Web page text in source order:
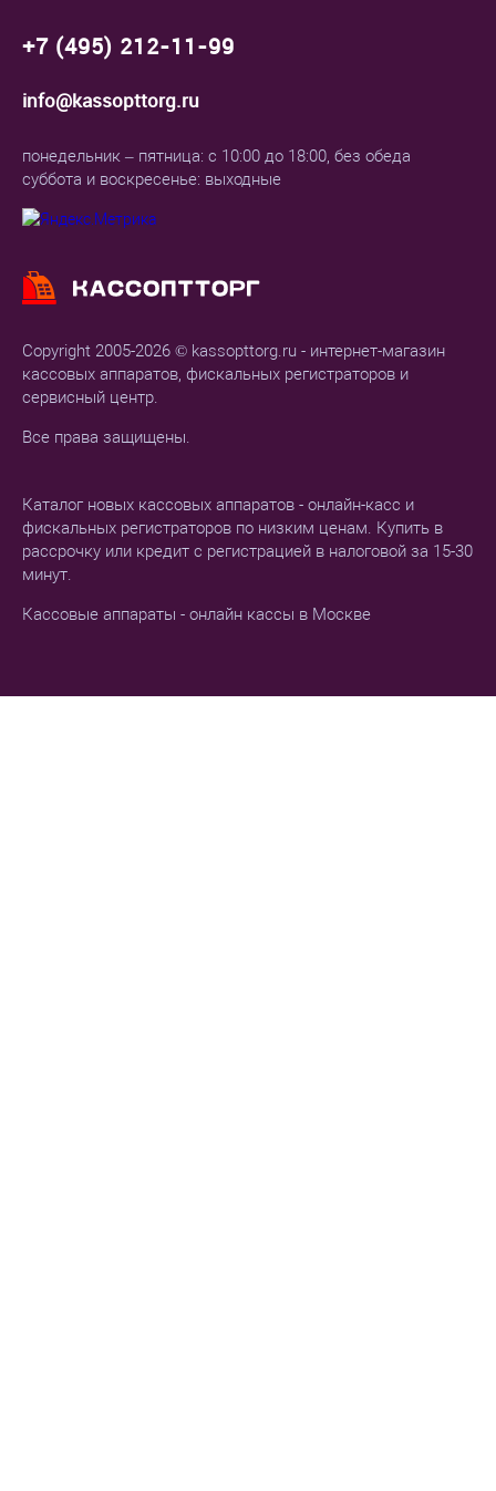
Copyright 2005-2026 © kassopttorg.ru - интернет-магазин
кассовых аппаратов, фискальных регистраторов и
сервисный центр.
Все права защищены.
Каталог новых кассовых аппаратов - онлайн-касс и
фискальных регистраторов по низким ценам. Купить в
рассрочку или кредит с регистрацией в налоговой за 15-30
минут.
Кассовые аппараты - онлайн кассы в Москве
+7 (495) 212-11-99
info@kassopttorg.ru
понедельник – пятница: с 10:00 до 18:00, без обеда
суббота и воскресенье: выходные